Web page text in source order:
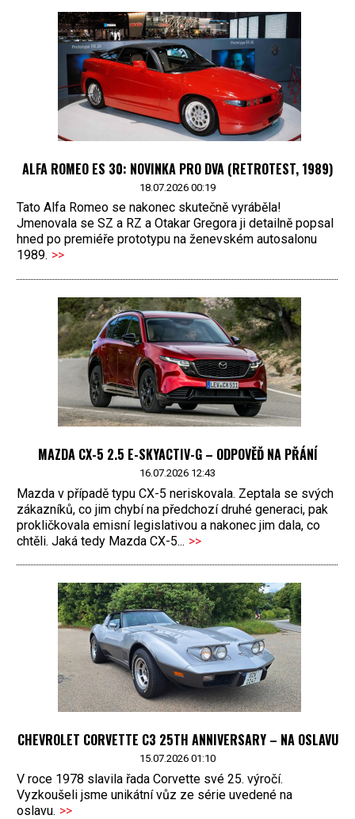
ALFA ROMEO ES 30: NOVINKA PRO DVA (RETROTEST, 1989)
18.07.2026 00:19
Tato Alfa Romeo se nakonec skutečně vyráběla!
Jmenovala se SZ a RZ a Otakar Gregora ji detailně popsal
hned po premiéře prototypu na ženevském autosalonu
1989. >>
MAZDA CX-5 2.5 E-SKYACTIV-G – ODPOVĚĎ NA PŘÁNÍ
16.07.2026 12:43
Mazda v případě typu CX-5 neriskovala. Zeptala se svých
zákazníků, co jim chybí na předchozí druhé generaci, pak
prokličkovala emisní legislativou a nakonec jim dala, co
chtěli. Jaká tedy Mazda CX-5... >>
CHEVROLET CORVETTE C3 25TH ANNIVERSARY – NA OSLAVU
15.07.2026 01:10
V roce 1978 slavila řada Corvette své 25. výročí.
Vyzkoušeli jsme unikátní vůz ze série uvedené na
oslavu. >>